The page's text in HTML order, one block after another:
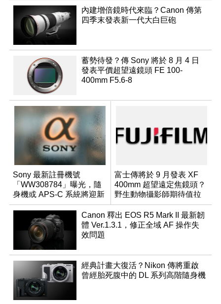
內建增倍鏡時代來臨？Canon 傳第
四季末發表新一代大白巨砲
蓄勢待發？傳 Sony 將於 8 月 4 日
發表平價超望遠鏡頭 FE 100-
400mm F5.6-8
Sony 最新註冊機號
「WW308784」曝光，隨
身機或 APS-C 系統將迎新
成員？
富士傳將於 9 月發表 XF
400mm 超望遠定焦鏡頭？
野生動物攝影師期待值拉
滿
Canon 釋出 EOS R5 Mark II 最新韌
體 Ver.1.3.1，修正全域 AF 操作失
效問題
經典計畫大復活？Nikon 傳將重啟
曾經胎死腹中的 DL 系列高階隨身機